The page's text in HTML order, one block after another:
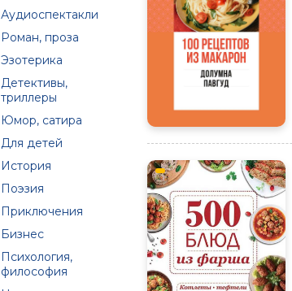
Аудиоспектакли
Роман, проза
Эзотерика
Детективы,
триллеры
Юмор, сатира
Для детей
История
Поэзия
Приключения
Бизнес
Психология,
философия